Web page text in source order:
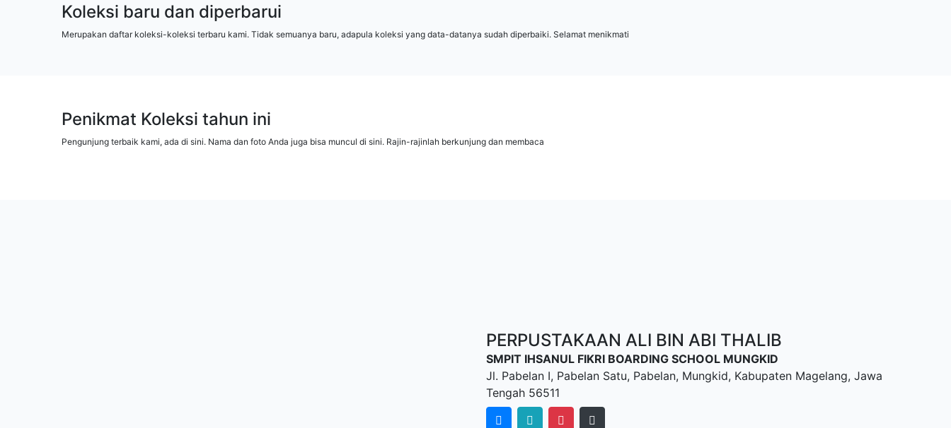
Koleksi baru dan diperbarui
Merupakan daftar koleksi-koleksi terbaru kami. Tidak semuanya baru, adapula koleksi yang data-datanya sudah diperbaiki. Selamat menikmati
Penikmat Koleksi tahun ini
Pengunjung terbaik kami, ada di sini. Nama dan foto Anda juga bisa muncul di sini. Rajin-rajinlah berkunjung dan membaca
PERPUSTAKAAN ALI BIN ABI THALIB
SMPIT IHSANUL FIKRI BOARDING SCHOOL MUNGKID
Jl. Pabelan I, Pabelan Satu, Pabelan, Mungkid, Kabupaten Magelang, Jawa
Tengah 56511